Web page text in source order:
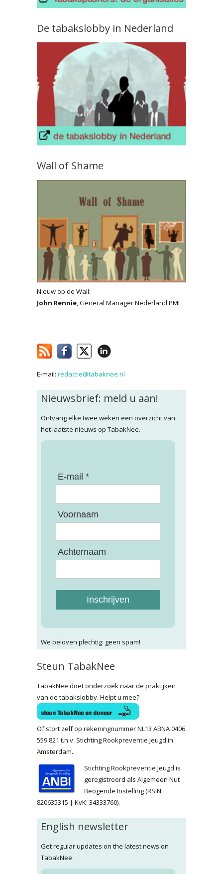
De tabakslobby in Nederland
Wall of Shame
Nieuw op de Wall:
John Rennie, General Manager Nederland PMI
E-mail: redactie@tabaknee.nl
Nieuwsbrief: meld u aan!
Ontvang elke twee weken een overzicht van
het laatste nieuws op TabakNee.
E-mail *
Voornaam
Achternaam
Inschrijven
We beloven plechtig: geen spam!
Steun TabakNee
TabakNee doet onderzoek naar de praktijken
van de tabakslobby. Helpt u mee?
Of stort zelf op rekeningnummer NL13 ABNA 0406
559 821 t.n.v. Stichting Rookpreventie Jeugd in
Amsterdam..
Stichting Rookpreventie Jeugd is
geregistreerd als Algemeen Nut
Beogende Instelling (RSIN:
820635315 | KvK: 34333760).
English newsletter
Get regular updates on the latest news on
TabakNee.